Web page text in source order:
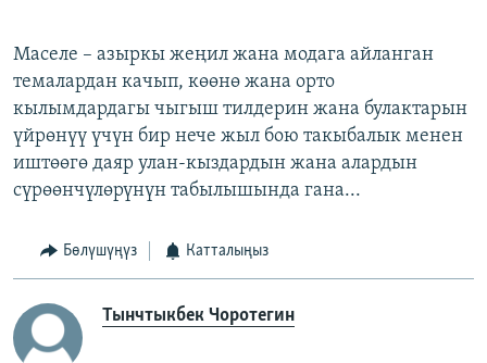
Маселе – азыркы жеңил жана модага айланган
темалардан качып, көөнө жана орто
кылымдардагы чыгыш тилдерин жана булактарын
үйрөнүү үчүн бир нече жыл бою такыбалык менен
иштөөгө даяр улан-кыздардын жана алардын
сүрөөнчүлөрүнүн табылышында гана...
Бөлүшүңүз Катталыңыз
Тынчтыкбек Чоротегин